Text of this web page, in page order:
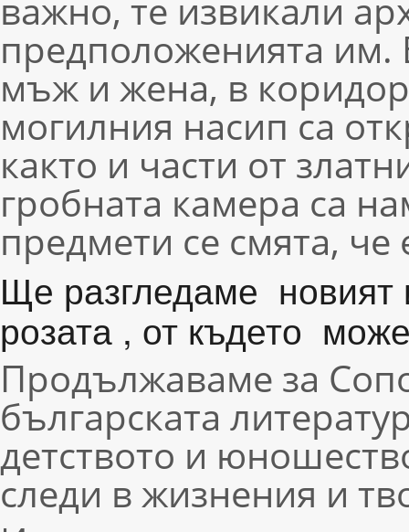
важно, те извикали
предположенията им.
мъж и жена, в
могилния насип са
както и части от
гробната камера са
предмети се смята,
Ще разгледаме новият
розата , от където
Продължаваме за
българската
детството и
следи в жизнения и